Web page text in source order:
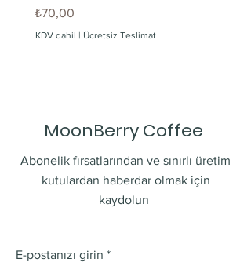
Fiyat
₺70,00
KDV dahil | Ücretsiz Teslimat
Fiyat
₺60,00
MoonBerry Coffee
Abonelik fırsatlarından ve sınırlı üretim
kutulardan haberdar olmak için
kaydolun
E-postanızı girin